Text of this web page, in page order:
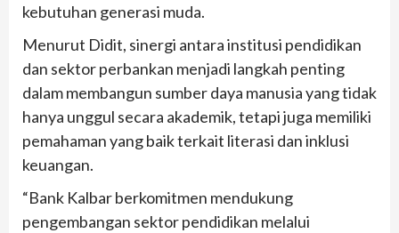
kebutuhan generasi muda.
Menurut Didit, sinergi antara institusi pendidikan
dan sektor perbankan menjadi langkah penting
dalam membangun sumber daya manusia yang tidak
hanya unggul secara akademik, tetapi juga memiliki
pemahaman yang baik terkait literasi dan inklusi
keuangan.
“Bank Kalbar berkomitmen mendukung
pengembangan sektor pendidikan melalui